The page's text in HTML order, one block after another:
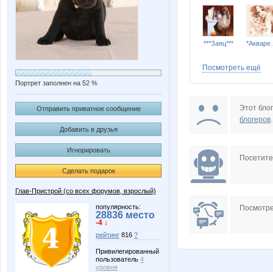
Портрет заполнен на 52 %
Отправить приватное сообщение
Добавить в друзья
Игнорировать
Сделать подарок
Глав-Пристрой (со всех форумов, взрослый)
популярность:
28836 место
-4 ↓
рейтинг 816 ?
Привилегированный
пользователь 4
уровня
***Заяц***
Nata1
Yanusik Zyxel
Посмотреть ещё
Этот
блогеров.